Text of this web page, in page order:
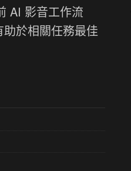
AI 影音工作流
於相關任務最佳